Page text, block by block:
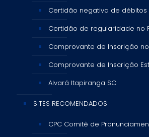
Certidão negativa de débitos
Certidão de regularidade no
Comprovante de Inscrição no
Comprovante de Inscrição
Alvará Itapiranga SC
SITES RECOMENDADOS
CPC Comitê de